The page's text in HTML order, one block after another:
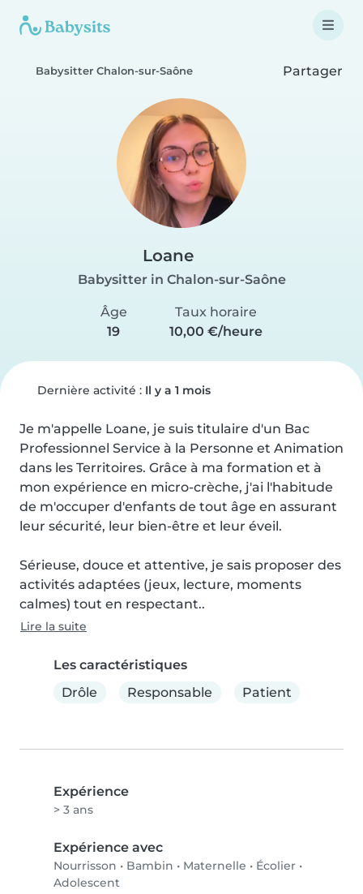
Babysitter Chalon-sur-Saône Partager
Loane
Babysitter in Chalon-sur-Saône
Âge
19
Taux horaire
10,00 €/heure
Dernière activité : Il y a 1 mois
Je m'appelle Loane, je suis titulaire d'un Bac
Professionnel Service à la Personne et Animation
dans les Territoires. Grâce à ma formation et à
mon expérience en micro-crèche, j'ai l'habitude
de m'occuper d'enfants de tout âge en assurant
leur sécurité, leur bien-être et leur éveil.
Sérieuse, douce et attentive, je sais proposer des
activités adaptées (jeux, lecture, moments
calmes) tout en respectant..
Lire la suite
Les caractéristiques
Drôle
Responsable Patient
Expérience
> 3 ans
Expérience avec
Nourrisson • Bambin • Maternelle • Écolier •
Adolescent